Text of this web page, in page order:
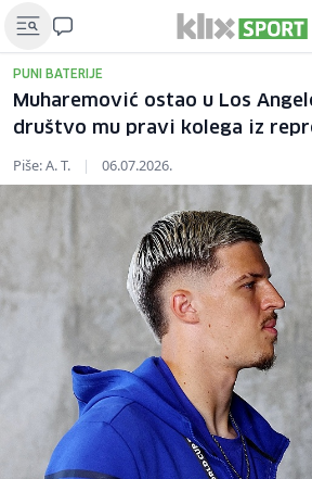
PUNI BATERIJE
Muharemović ostao u Los
društvo mu pravi kolega iz
Piše: A. T. | 06.07.2026.